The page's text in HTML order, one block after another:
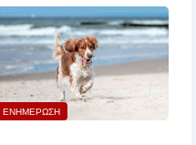
ΕΝΗΜΕΡΩΣΗ